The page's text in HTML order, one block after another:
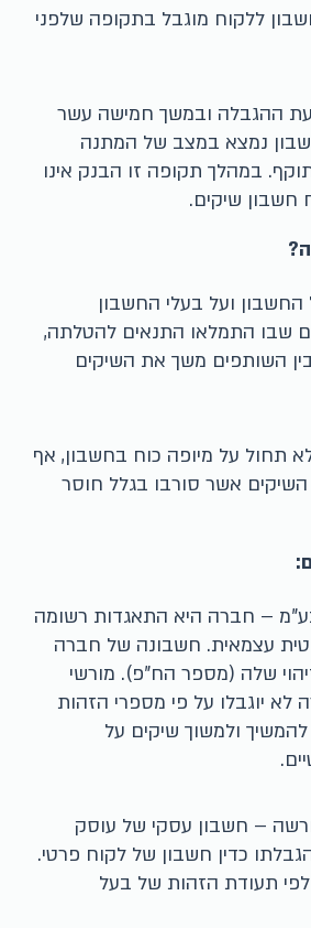
ללקוח מוגבל בתקופה שלפני
ההגבלה ובמשך חמישה עשר
נמצא במצב של המתנה
במהלך תקופה זו הבנק אינו
חשבון שיקים.
ועל בעלי החשבון
שבו התמלאו התנאים להטלתה,
השותפים משך את השיקים
תחול על מיופה כוח בחשבון, אף
אשר סורבו בגלל חוסר
– חברה היא התאגדות רשומה
עצמאית. חשבונה של חברה
שלה (מספר הח"פ). מורשי
יוגבלו על פי מספרי הזהות
ולמשוך שיקים על
– חשבון עסקי של עוסק
הגבלתו כדין חשבון של לקוח פרטי.
תעודת הזהות של בעל